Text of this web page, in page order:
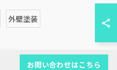
外壁塗装
お問い合わせはこちら